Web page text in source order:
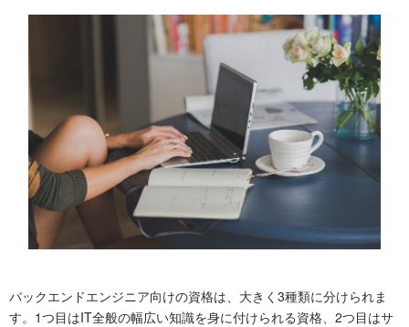
バックエンドエンジニア向けの資格は、大きく3種類に分けられま
す。1つ目はIT全般の幅広い知識を身に付けられる資格、2つ目はサ